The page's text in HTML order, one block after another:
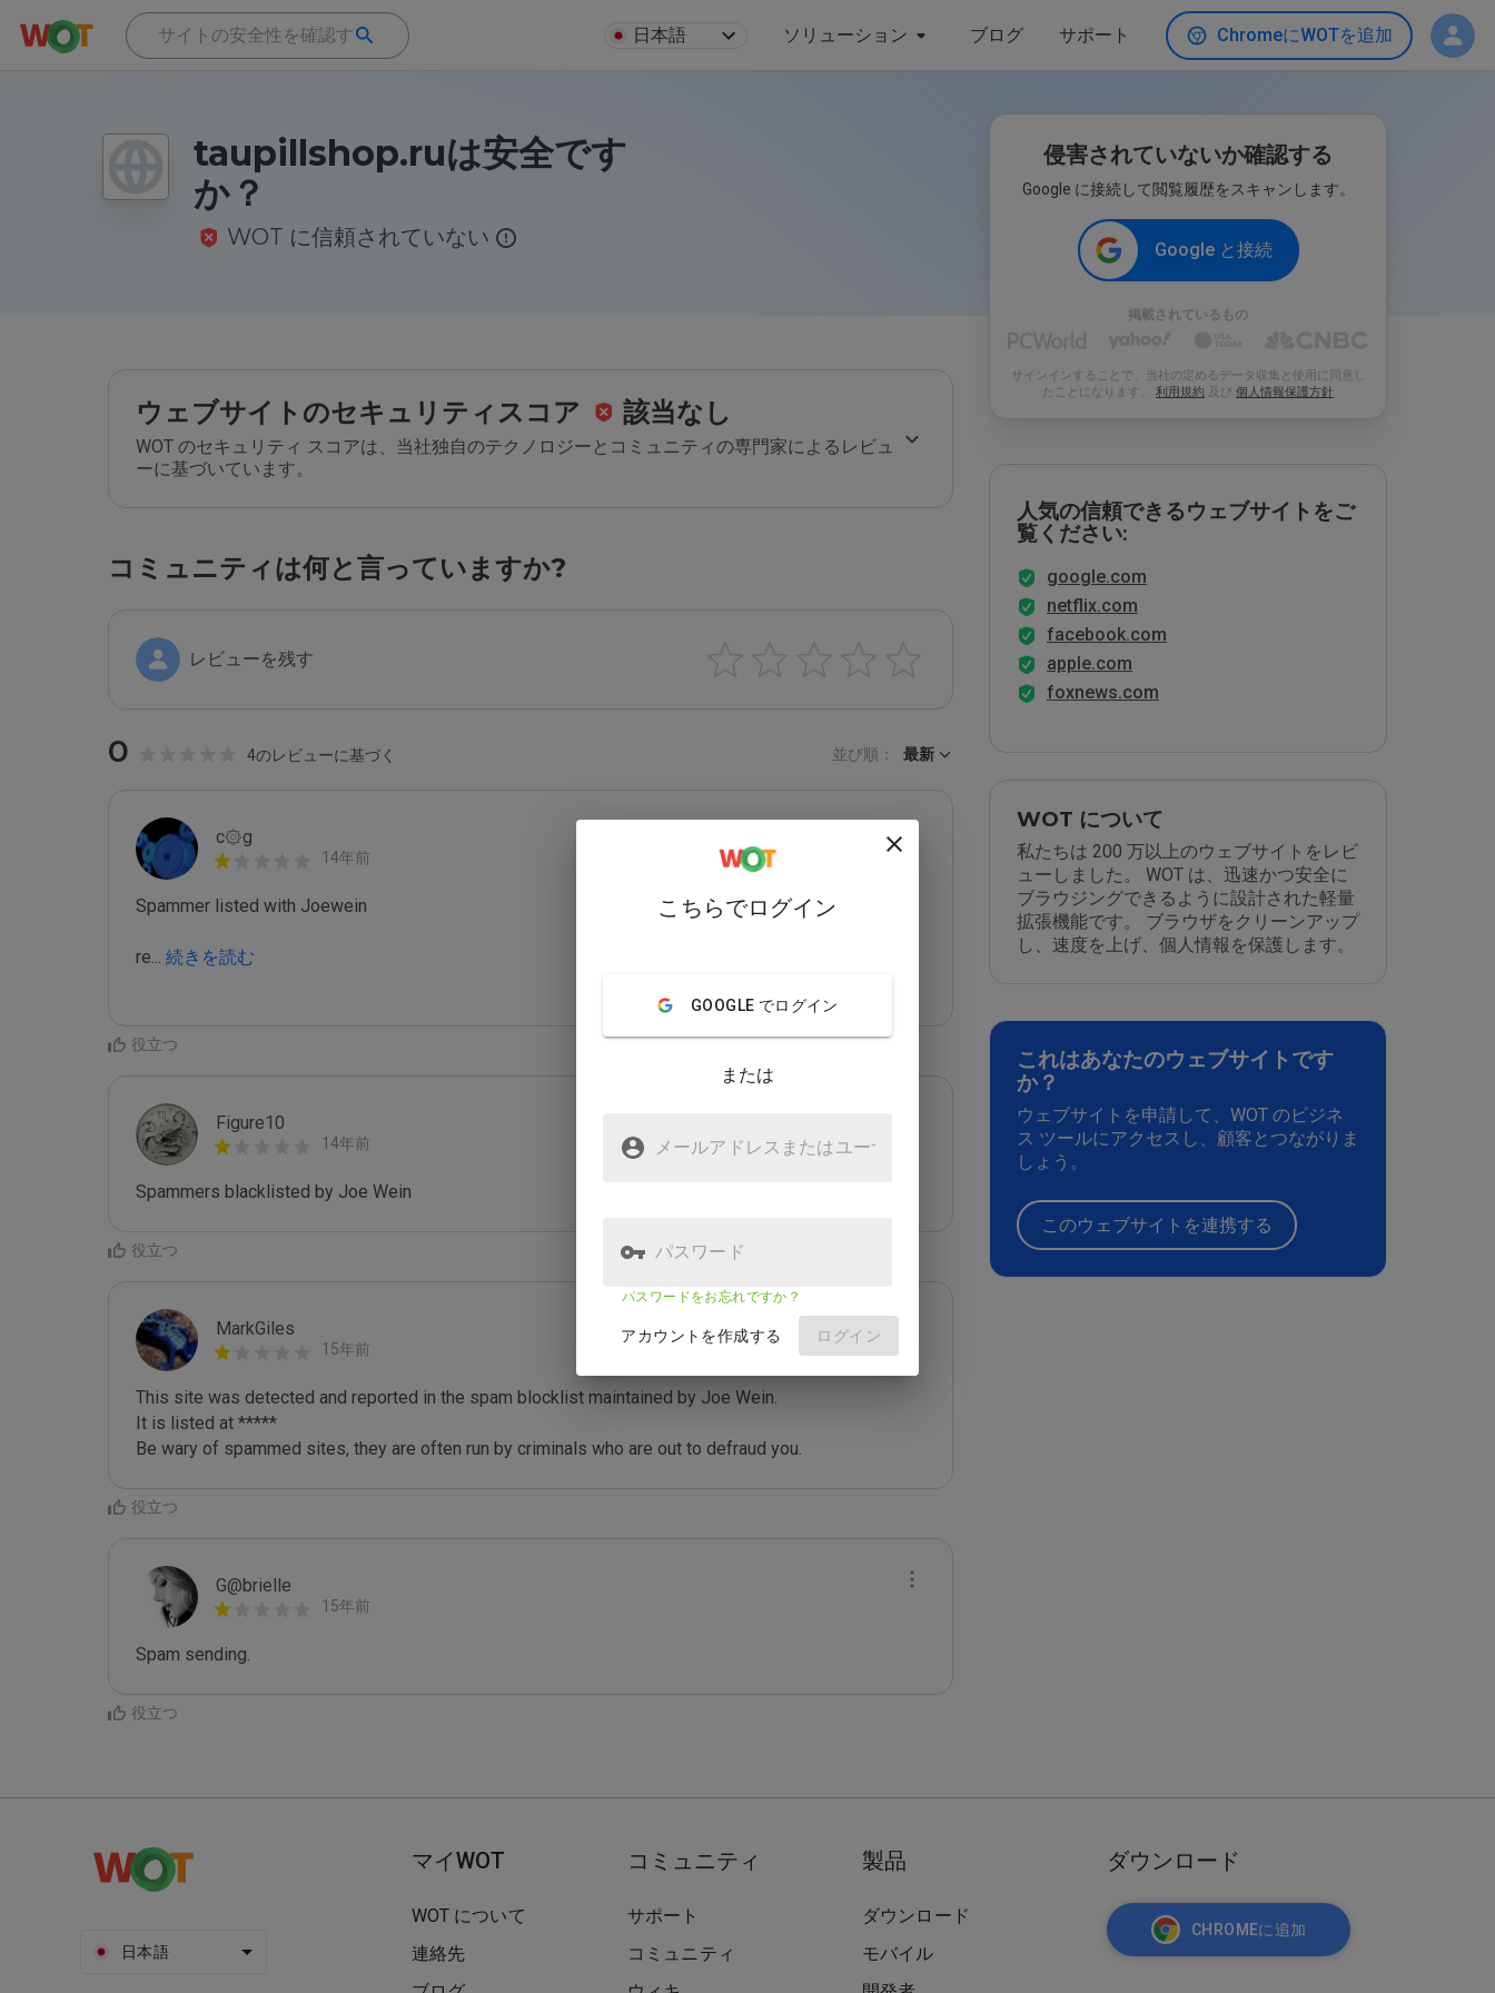
日本語 ソリューション ブログ サポート ChromeにWOTを追加
taupillshop.ruは安全です
か？
WOT に信頼されていない
ウェブサイトのセキュリティスコア 該当なし
WOT のセキュリティ スコアは、当社独自のテクノロジーとコミュニティの専門家によるレビュ
ーに基づいています。
コミュニティは何と言っていますか?
レビューを残す
0 4のレビューに基づく 並び順： 最新
c۞g
14年前
Spammer listed with Joewein
re... 続きを読む
役立つ
Figure10
14年前
Spammers blacklisted by Joe Wein
役立つ
MarkGiles
15年前
This site was detected and reported in the spam blocklist maintained by Joe Wein.
It is listed at *****
Be wary of spammed sites, they are often run by criminals who are out to defraud you.
役立つ
G@brielle
15年前
Spam sending.
役立つ
侵害されていないか確認する
Google に接続して閲覧履歴をスキャンします。
Google と接続
掲載されているもの
サインインすることで、当社の定めるデータ収集と使用に同意し
たことになります。 利用規約 及び 個人情報保護方針
人気の信頼できるウェブサイトをご
覧ください:
google.com
netflix.com
facebook.com
apple.com
foxnews.com
WOT について
私たちは 200 万以上のウェブサイトをレビ
ューしました。 WOT は、迅速かつ安全に
ブラウジングできるように設計された軽量
拡張機能です。 ブラウザをクリーンアップ
し、速度を上げ、個人情報を保護します。
これはあなたのウェブサイトです
か？
ウェブサイトを申請して、WOT のビジネ
ス ツールにアクセスし、顧客とつながりま
しょう。
このウェブサイトを連携する
日本語
マイWOT
WOT について
連絡先
コミュニティ
サポート
コミュニティ
製品
ダウンロード
モバイル
ダウンロード
CHROMEに追加
こちらでログイン
GOOGLE でログイン
または
メールアドレスまたはユーザ
名
パスワード
パスワードをお忘れですか？
アカウントを作成する ログイン